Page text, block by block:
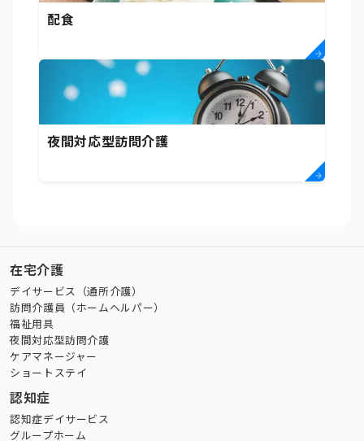
配食
夜間対応型訪問介護
在宅介護
デイサービス（通所介護）
訪問介護員（ホームヘルパー）
福祉用具
夜間対応型訪問介護
ケアマネージャー
ショートステイ
認知症
認知症デイサービス
グループホーム